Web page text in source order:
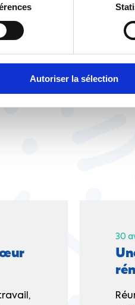
Autoriser la sélection
manquer, abonnez-vous
30